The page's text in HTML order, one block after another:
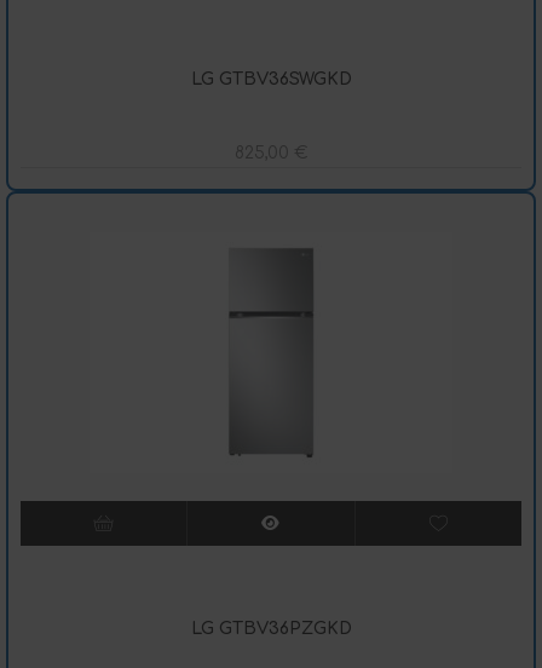
LG GTBV36SWGKD
825,00 €
LG GTBV36PZGKD